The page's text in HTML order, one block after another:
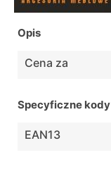
Opis
Cena za
Specyficzne kody
EAN13